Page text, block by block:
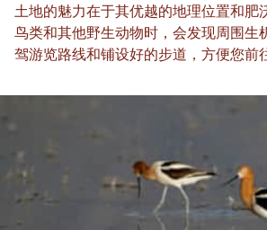
土地的魅力在于其优越的地理位置和肥
鸟类和其他野生动物时，会发现周围生
驾游览路线和铺设好的步道，方便您前